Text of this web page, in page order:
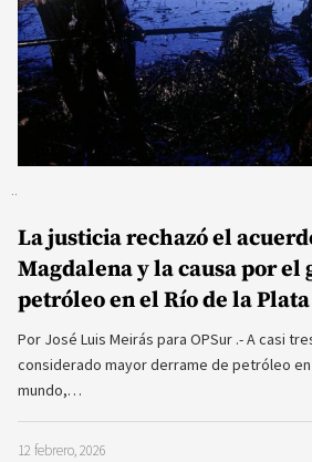
La justicia rechazó el
Magdalena y la causa por el
petróleo en el Río de la
Por José Luis Meirás para OPSur .- A casi
considerado mayor derrame de petróleo
mundo,…
12 febrero, 2026